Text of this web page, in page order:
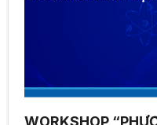
WORKSHOP